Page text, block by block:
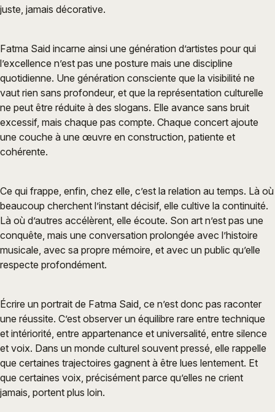
juste, jamais décorative.
Fatma Said incarne ainsi une génération d’artistes pour qui
l’excellence n’est pas une posture mais une discipline
quotidienne. Une génération consciente que la visibilité ne
vaut rien sans profondeur, et que la représentation culturelle
ne peut être réduite à des slogans. Elle avance sans bruit
excessif, mais chaque pas compte. Chaque concert ajoute
une couche à une œuvre en construction, patiente et
cohérente.
Ce qui frappe, enfin, chez elle, c’est la relation au temps. Là où
beaucoup cherchent l’instant décisif, elle cultive la continuité.
Là où d’autres accélèrent, elle écoute. Son art n’est pas une
conquête, mais une conversation prolongée avec l’histoire
musicale, avec sa propre mémoire, et avec un public qu’elle
respecte profondément.
Écrire un portrait de Fatma Said, ce n’est donc pas raconter
une réussite. C’est observer un équilibre rare entre technique
et intériorité, entre appartenance et universalité, entre silence
et voix. Dans un monde culturel souvent pressé, elle rappelle
que certaines trajectoires gagnent à être lues lentement. Et
que certaines voix, précisément parce qu’elles ne crient
jamais, portent plus loin.